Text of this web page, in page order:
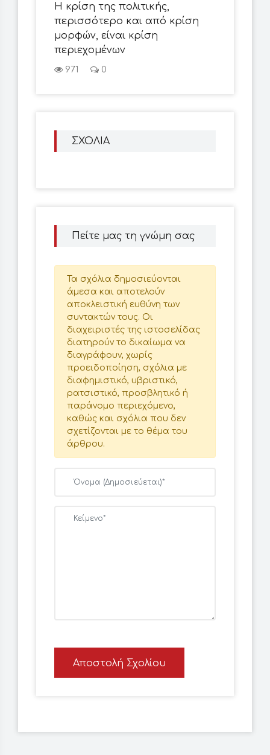
Η κρίση της πολιτικής,
περισσότερο και από κρίση
μορφών, είναι κρίση
περιεχομένων
971 0
ΣΧΟΛΙΑ
Πείτε μας τη γνώμη σας
Τα σχόλια δημοσιεύονται
άμεσα και αποτελούν
αποκλειστική ευθύνη των
συντακτών τους. Οι
διαχειριστές της ιστοσελίδας
διατηρούν το δικαίωμα να
διαγράφουν, χωρίς
προειδοποίηση, σχόλια με
διαφημιστικό, υβριστικό,
ρατσιστικό, προσβλητικό ή
παράνομο περιεχόμενο,
καθώς και σχόλια που δεν
σχετίζονται με το θέμα του
άρθρου.
Αποστολή Σχολίου